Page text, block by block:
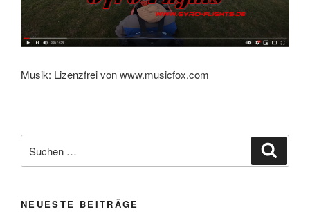
Musik: Lizenzfrei von www.musicfox.com
NEUESTE BEITRÄGE